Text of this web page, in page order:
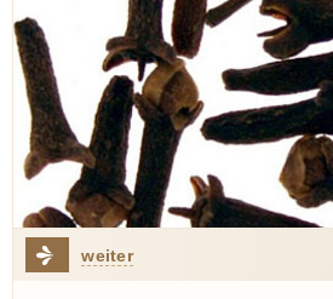
weiter